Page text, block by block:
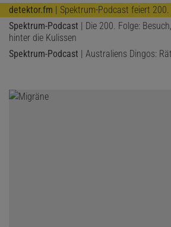
detektor.fm | Spektrum-Podcast feiert 200.
Spektrum-Podcast | Die 200. Folge:
hinter die Kulissen
Spektrum-Podcast | Australiens Dingos: